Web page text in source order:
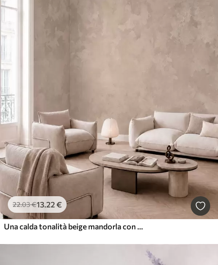
22.03€13.22 €
Una calda tonalità beige mandorla con morbide sfumature naturali